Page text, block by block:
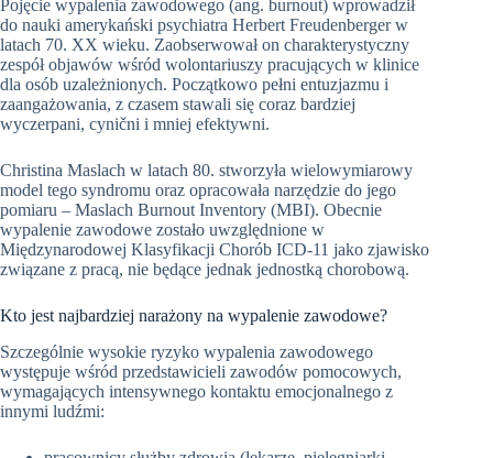
Pojęcie wypalenia zawodowego (ang. burnout) wprowadził
do nauki amerykański psychiatra Herbert Freudenberger w
latach 70. XX wieku. Zaobserwował on charakterystyczny
zespół objawów wśród wolontariuszy pracujących w klinice
dla osób uzależnionych. Początkowo pełni entuzjazmu i
zaangażowania, z czasem stawali się coraz bardziej
wyczerpani, cynični i mniej efektywni.
Christina Maslach w latach 80. stworzyła wielowymiarowy
model tego syndromu oraz opracowała narzędzie do jego
pomiaru – Maslach Burnout Inventory (MBI). Obecnie
wypalenie zawodowe zostało uwzględnione w
Międzynarodowej Klasyfikacji Chorób ICD-11 jako zjawisko
związane z pracą, nie będące jednak jednostką chorobową.
Kto jest najbardziej narażony na wypalenie zawodowe?
Szczególnie wysokie ryzyko wypalenia zawodowego
występuje wśród przedstawicieli zawodów pomocowych,
wymagających intensywnego kontaktu emocjonalnego z
innymi ludźmi: